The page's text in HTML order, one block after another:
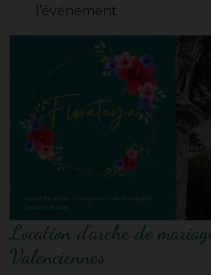
l’événement
Location d’arche de
Valenciennes